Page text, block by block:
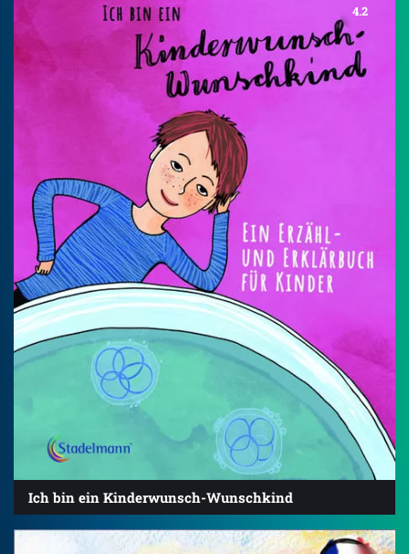
4.2
Ich bin ein Kinderwunsch-Wunschkind